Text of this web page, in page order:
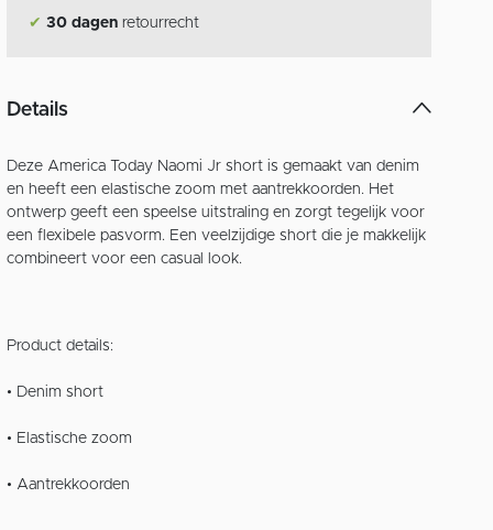
✔ 30 dagen retourrecht
Details
Deze America Today Naomi Jr short is gemaakt van denim
en heeft een elastische zoom met aantrekkoorden. Het
ontwerp geeft een speelse uitstraling en zorgt tegelijk voor
een flexibele pasvorm. Een veelzijdige short die je makkelijk
combineert voor een casual look.
Product details:
• Denim short
• Elastische zoom
• Aantrekkoorden